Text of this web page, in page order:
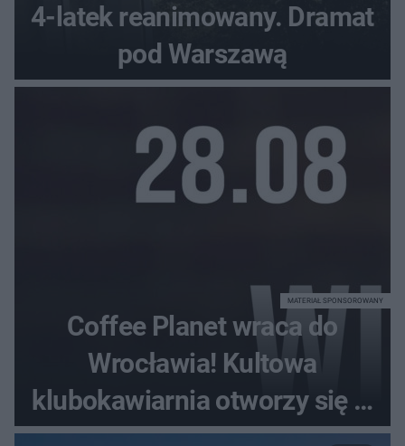
4-latek reanimowany. Dramat
pod Warszawą
Coffee Planet wraca do
Wrocławia! Kultowa
klubokawiarnia otworzy się w
nowym miejscu
MATERIAŁ SPONSOROWANY